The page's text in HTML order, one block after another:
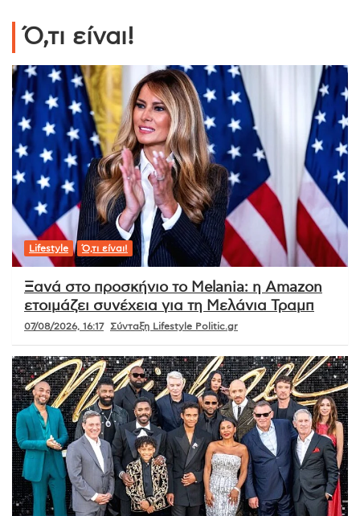
Ό,τι είναι!
Lifestyle Ό,τι είναι!
Ξανά στο προσκήνιο το Melania: η Amazon
ετοιμάζει συνέχεια για τη Μελάνια Τραμπ
07/08/2026, 16:17 Σύνταξη Lifestyle Politic.gr